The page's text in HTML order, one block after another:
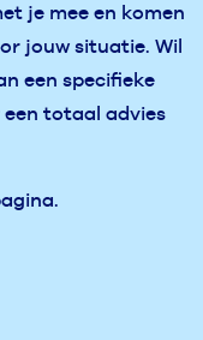
je mee en komen
jouw situatie. Wil
een specifieke
totaal advies